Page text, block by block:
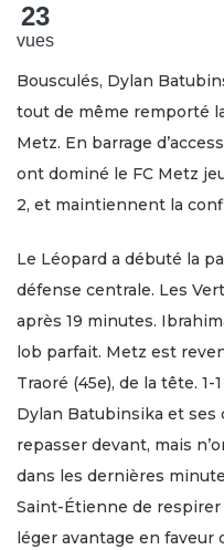
23
vues
Bousculés, Dylan
tout de même remporté
Metz. En barrage
ont dominé le FC Metz
2, et maintiennent la
Le Léopard a débuté la
défense centrale. Les
après 19 minutes.
lob parfait. Metz est
Traoré (45e), de la tête.
Dylan Batubinsika et
repasser devant, mais
dans les dernières
Saint-Étienne de respirer
léger avantage en